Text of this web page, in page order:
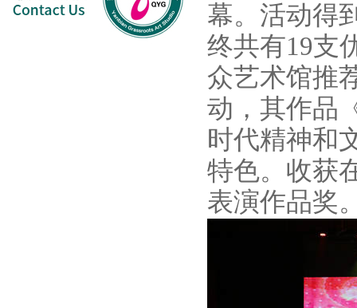
幕。活动得
终共有19支
众艺术馆推
动，其作品
时代精神和
特色。收获
表演作品奖